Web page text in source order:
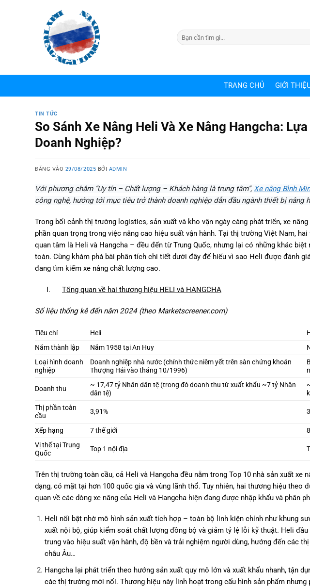
TRANG CHỦ GIỚI
TIN TỨC
So Sánh Xe Nâng Heli Và Xe Nâng Hangcha:
Doanh Nghiệp?
ĐĂNG VÀO 29/08/2025 BỞI ADMIN
Với phương châm “Uy tín – Chất lượng – Khách hàng là trung tâm”, Xe nâng Bình
công nghệ, hướng tới mục tiêu trở thành doanh nghiệp dẫn đầu ngành thiết bị nâng
Trong bối cảnh thị trường logistics, sản xuất và kho vận ngày càng phát triển, xe
phần quan trọng trong việc nâng cao hiệu suất vận hành. Tại thị trường Việt Nam,
quan tâm là Heli và Hangcha – đều đến từ Trung Quốc, nhưng lại có những khác
toàn. Cùng khám phá bài phân tích chi tiết dưới đây để hiểu vì sao Heli được đánh
đang tìm kiếm xe nâng chất lượng cao.
I. Tổng quan về hai thương hiệu HELI và HANGCHA
Số liệu thống kê đến năm 2024 (theo Marketscreener.com)
Tiêu chí Heli
Năm thành lập
Năm 1958 tại An Huy
Loại hình doanh
nghiệp
Doanh nghiệp nhà nước (chính thức niêm yết trên sàn chứng khoán
Thượng Hải vào tháng 10/1996)
Doanh thu
~ 17,47 tỷ Nhân dân tệ (trong đó doanh thu từ xuất khẩu ~7 tỷ Nhân
dân tệ)
Thị phần toàn
cầu
3,91%
Xếp hạng 7 thế giới
Vị thế tại Trung
Quốc
Top 1 nội địa
Trên thị trường toàn cầu, cả Heli và Hangcha đều nằm trong Top 10 nhà sản xuất xe
dạng, có mặt tại hơn 100 quốc gia và vùng lãnh thổ. Tuy nhiên, hai thương hiệu theo
quan về các dòng xe nâng của Heli và Hangcha hiện đang được nhập khẩu và phân
Heli nổi bật nhờ mô hình sản xuất tích hợp – toàn bộ linh kiện chính như khung
xuất nội bộ, giúp kiểm soát chất lượng đồng bộ và giảm tỷ lệ lỗi kỹ thuật. Heli
trung vào hiệu suất vận hành, độ bền và trải nghiệm người dùng, hướng đến các
châu Âu…
Hangcha lại phát triển theo hướng sản xuất quy mô lớn và xuất khẩu nhanh, tận
các thị trường mới nổi. Thương hiệu này linh hoạt trong cấu hình sản phẩm